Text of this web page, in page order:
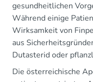
gesundheitlichen
Während einige
Wirksamkeit von
aus
Dutasterid oder
Die österreichische